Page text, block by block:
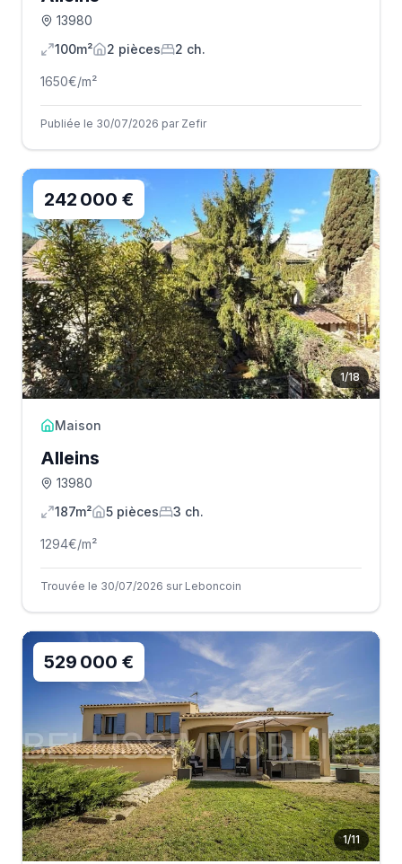
13980
100m²
2 pièces 2 ch.
1650€/m²
Publiée le 30/07/2026 par Zefir
1/18
242 000 €
Maison
Alleins
13980
187m²
5 pièces 3 ch.
1294€/m²
Trouvée le 30/07/2026 sur Leboncoin
1/11
529 000 €